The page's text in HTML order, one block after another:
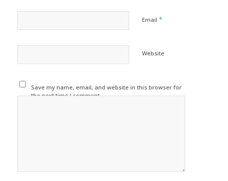
Email *
Website
Save my name, email, and website in this browser for
the next time I comment.